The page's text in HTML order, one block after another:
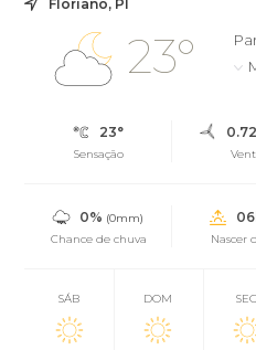
Floriano, PI
23°
23°
Sensação
0% (0mm)
Chance de chuva
Nascer
SÁB DOM SEG